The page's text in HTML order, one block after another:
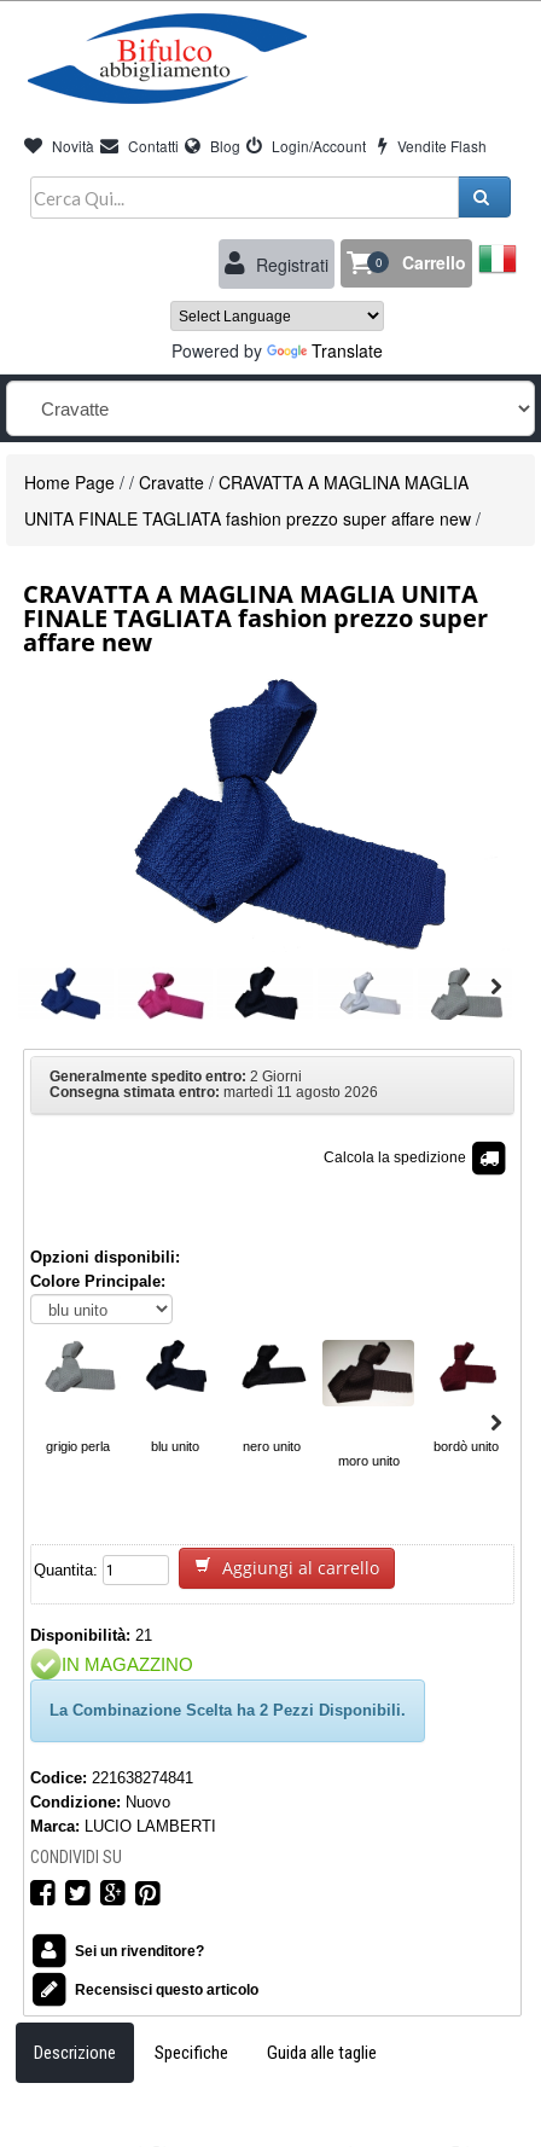
Novità Contatti Blog Login/Account Vendite Flash
Registrati 0 Carrello
Powered by Translate
Home Page / / Cravatte / CRAVATTA A MAGLINA MAGLIA
UNITA FINALE TAGLIATA fashion prezzo super affare new /
CRAVATTA A MAGLINA MAGLIA UNITA
FINALE TAGLIATA fashion prezzo super
affare new
Generalmente spedito entro: 2 Giorni
Consegna stimata entro: martedì 11 agosto 2026
Calcola la spedizione
Opzioni disponibili:
Colore Principale:
grigio perla blu unito
nero unito
moro unito
bordò unito
Quantita: Aggiungi al carrello
Disponibilità: 21
IN MAGAZZINO
La Combinazione Scelta ha 2 Pezzi Disponibili.
Codice: 221638274841
Condizione: Nuovo
Marca: LUCIO LAMBERTI
CONDIVIDI SU
Sei un rivenditore?
Recensisci questo articolo
Descrizione Specifiche Guida alle taglie